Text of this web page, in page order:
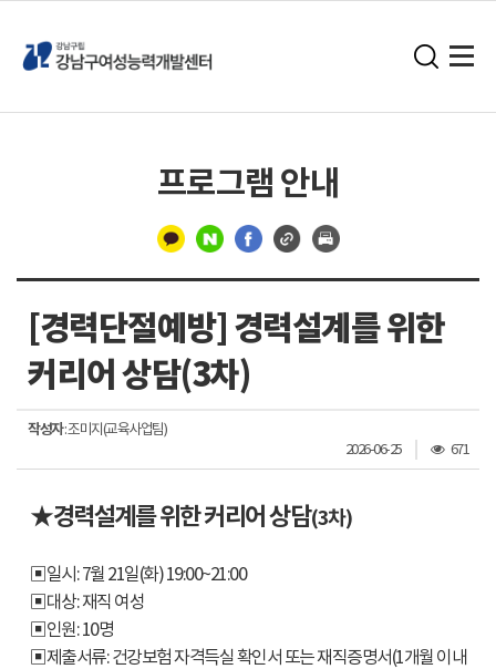
프로그램 안내
분
선
[경력단절예방] 경력설계를 위한
커리어 상담(3차)
작성자: 조미지(교육사업팀)
2026-06-25
조
회
671
★경력설계를 위한 커리어 상담(3차)
▣일시: 7월 21일(화) 19:00~21:00
▣대상: 재직 여성
▣인원: 10명
▣제출서류: 건강보험 자격득실 확인서 또는 재직증명서(1개월 이내